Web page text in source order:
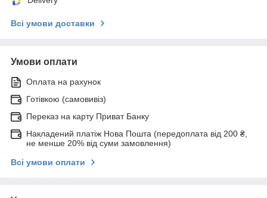
Всі умови доставки
Умови оплати
Оплата на рахунок
Готівкою (самовивіз)
Переказ на карту Приват Банку
Накладений платіж Нова Пошта (передоплата від 200 ₴,
не менше 20% від суми замовлення)
Всі умови оплати